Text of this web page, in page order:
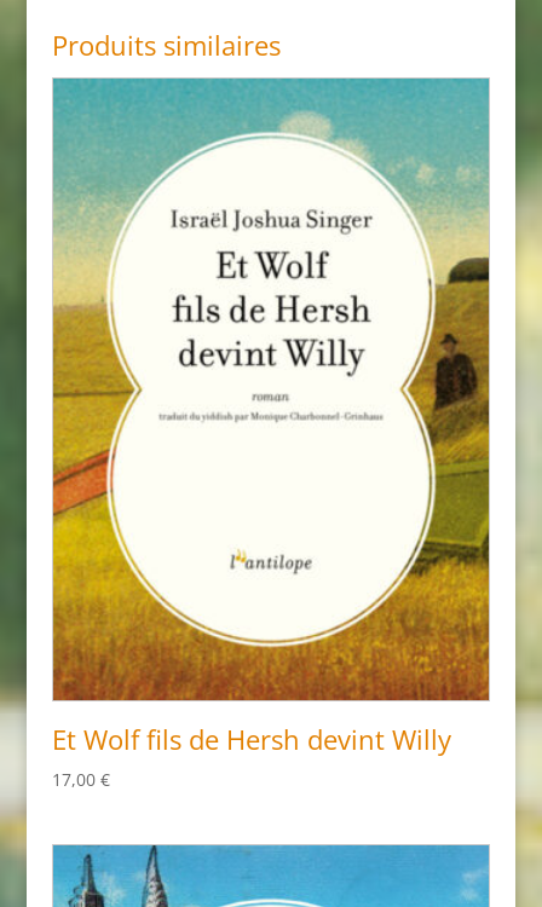
Produits similaires
Et Wolf fils de Hersh devint Willy
17,00 €